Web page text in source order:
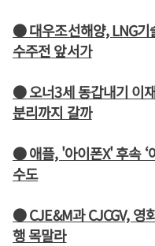
● 대우조선해양, LNG기
수주전 앞서가
● 오너3세 동갑내기 이
분리까지 갈까
● 애플, '아이폰X' 후속 ‘
수도
● CJE&M과 CJCGV, 영
행 목말라